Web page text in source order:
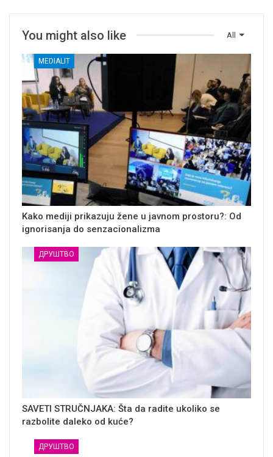
All
You might also like
MEDIALIT
Kako mediji prikazuju žene u javnom prostoru?: Od
ignorisanja do senzacionalizma
ДРУШТВО
SAVETI STRUČNJAKA: Šta da radite ukoliko se
razbolite daleko od kuće?
ДРУШТВО